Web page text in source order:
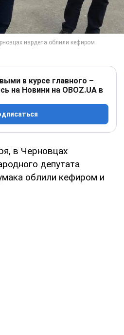
в курсе главного –
на Новини на OBOZ.UA в
в Черновцах
депутата
облили кефиром и